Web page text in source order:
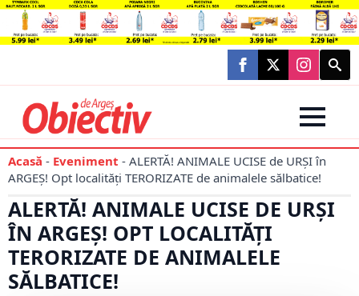
Search
for:
Acasă - Eveniment - ALERTĂ! ANIMALE UCISE de URȘI în
ARGEȘ! Opt localități TERORIZATE de animalele sălbatice!
ALERTĂ! ANIMALE UCISE DE URȘI
ÎN ARGEȘ! OPT LOCALITĂȚI
TERORIZATE DE ANIMALELE
SĂLBATICE!